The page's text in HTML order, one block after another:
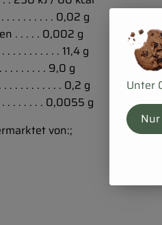
. . . . . . . . . 0,02 g
. . . . . 0,002 g
. . . . . . . . . 11,4 g
. . . . . . . . 9,0 g
. . . . . . . . . . 0,2 g
. . . . . . . . 0,0055 g
von:;
Unter